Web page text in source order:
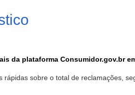
da plataforma Consumidor.gov.br
rápidas sobre o total de reclamações,